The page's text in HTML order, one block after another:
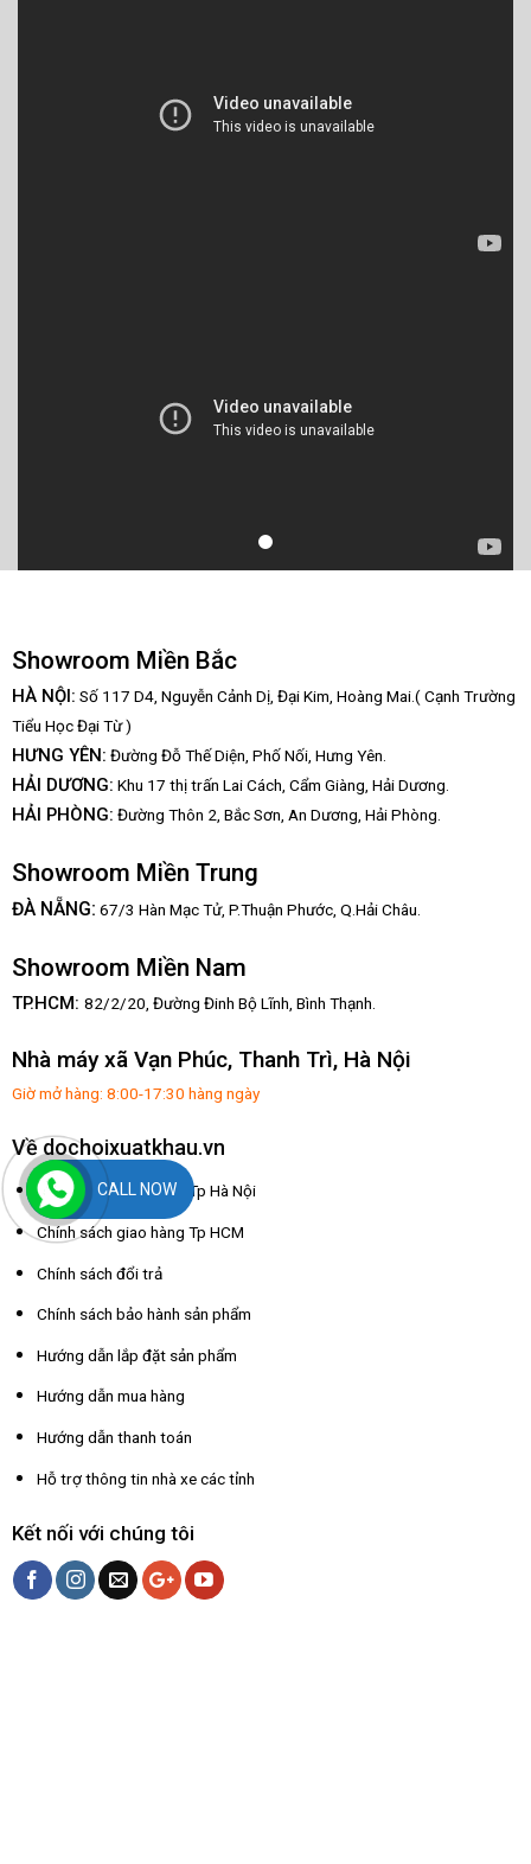
Showroom Miền Bắc
HÀ NỘI: Số 117 D4, Nguyễn Cảnh Dị, Đại Kim, Hoàng Mai.( Cạnh Trường
Tiểu Học Đại Từ )
HƯNG YÊN: Đường Đỗ Thế Diện, Phố Nối, Hưng Yên.
HẢI DƯƠNG: Khu 17 thị trấn Lai Cách, Cẩm Giàng, Hải Dương.
HẢI PHÒNG: Đường Thôn 2, Bắc Sơn, An Dương, Hải Phòng.
Showroom Miền Trung
ĐÀ NẴNG: 67/3 Hàn Mạc Tử, P.Thuận Phước, Q.Hải Châu.
Showroom Miền Nam
TP.HCM: 82/2/20, Đường Đinh Bộ Lĩnh, Bình Thạnh.
Nhà máy xã Vạn Phúc, Thanh Trì, Hà Nội
Giờ mở hàng: 8:00-17:30 hàng ngày
Về dochoixuatkhau.vn
Chính sách giao hàng Tp Hà Nội
Chính sách giao hàng Tp HCM
Chính sách đổi trả
Chính sách bảo hành sản phẩm
Hướng dẫn lắp đặt sản phẩm
Hướng dẫn mua hàng
Hướng dẫn thanh toán
Hỗ trợ thông tin nhà xe các tỉnh
Kết nối với chúng tôi
CALL NOW